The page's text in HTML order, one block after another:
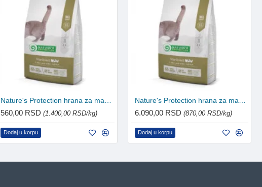
Nature's Protection hrana za mačke Adult - Sterilised 400g
560,00 RSD(1.400,00 RSD/kg)
Dodaj u korpu
Nature's Protection hrana za mačke Adult - Sterilised 7kg
6.090,00 RSD (870,00 RSD/kg)
Dodaj u korpu